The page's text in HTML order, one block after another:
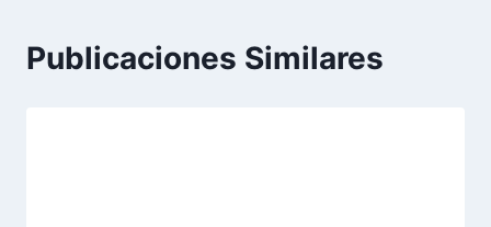
Publicaciones Similares